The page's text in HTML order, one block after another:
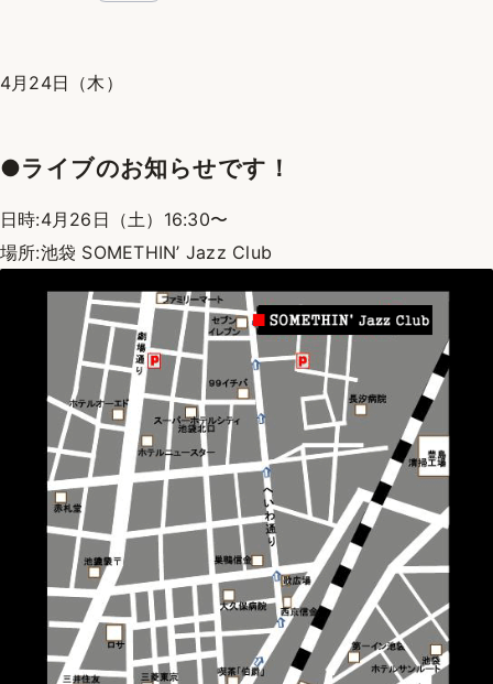
4月24日（木）
●ライブのお知らせです！
日時:4月26日（土）16:30〜
場所:池袋 SOMETHIN’ Jazz Club